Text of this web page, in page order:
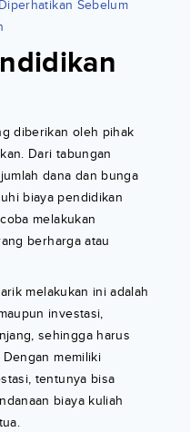
Sebelum
diberikan oleh pihak
Dari tabungan
dana dan bunga
biaya pendidikan
melakukan
berharga atau
melakukan ini adalah
investasi,
sehingga harus
memiliki
tentunya bisa
biaya kuliah